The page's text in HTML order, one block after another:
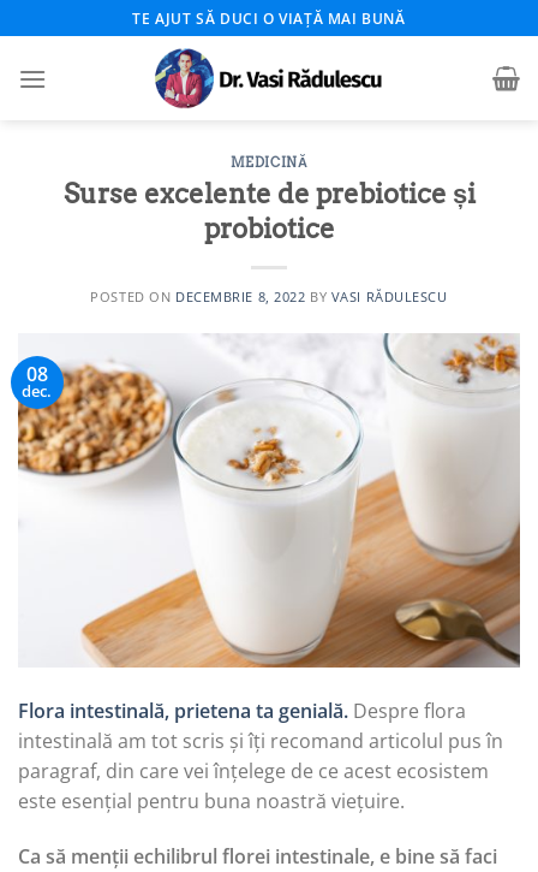
to
content
TE AJUT SĂ DUCI O VIAȚĂ MAI BUNĂ
MEDICINĂ
Surse excelente de prebiotice și
probiotice
POSTED ON DECEMBRIE 8, 2022 BY VASI RĂDULESCU
08
dec.
Flora intestinală, prietena ta genială. Despre flora
intestinală am tot scris și îți recomand articolul pus în
paragraf, din care vei înțelege de ce acest ecosistem
este esențial pentru buna noastră viețuire.
Ca să menții echilibrul florei intestinale, e bine să faci